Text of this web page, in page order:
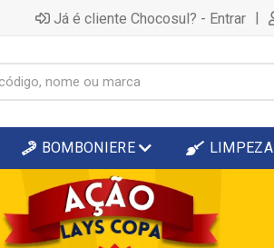
Já é cliente Chocosul? - Entrar |
BOMBONIERE LIMPEZA